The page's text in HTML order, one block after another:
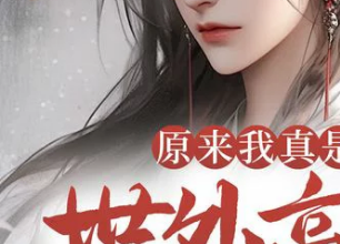
女裝 男裝 化妝保養
日本購物 電子/紙本書
HOT